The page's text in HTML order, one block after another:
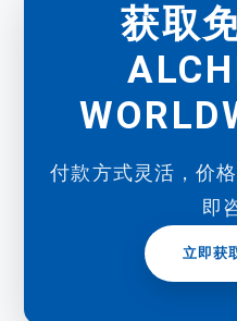
获取
付款方式灵活，价
即
立即获